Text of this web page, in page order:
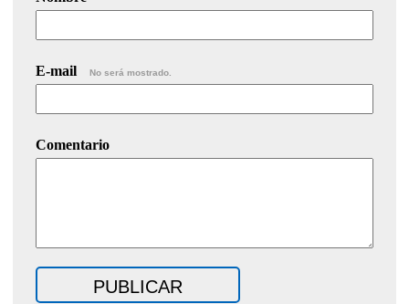
E-mail No será mostrado.
Comentario